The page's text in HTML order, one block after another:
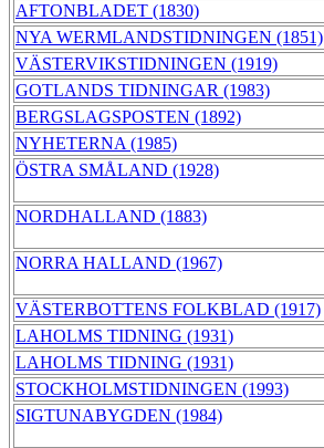
AFTONBLADET (1830)
NYA WERMLANDSTIDNINGEN (1851)
VÄSTERVIKSTIDNINGEN (1919)
GOTLANDS TIDNINGAR (1983)
BERGSLAGSPOSTEN (1892)
NYHETERNA (1985)
ÖSTRA SMÅLAND (1928)
NORDHALLAND (1883)
NORRA HALLAND (1967)
VÄSTERBOTTENS FOLKBLAD (1917)
LAHOLMS TIDNING (1931)
LAHOLMS TIDNING (1931)
STOCKHOLMSTIDNINGEN (1993)
SIGTUNABYGDEN (1984)